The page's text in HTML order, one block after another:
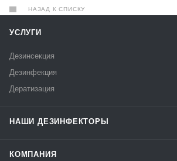
НАЗАД К СПИСКУ
УСЛУГИ
Дезинсекция
Дезинфекция
Дератизация
НАШИ ДЕЗИНФЕКТОРЫ
КОМПАНИЯ